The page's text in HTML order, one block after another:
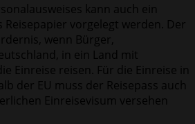
kann auch ein
Reisepapier vorgelegt werden. Der
wenn Bürger,
in ein Land mit
Einreise reisen. Für die Einreise in
der EU muss der Reisepass auch
Einreisevisum versehen